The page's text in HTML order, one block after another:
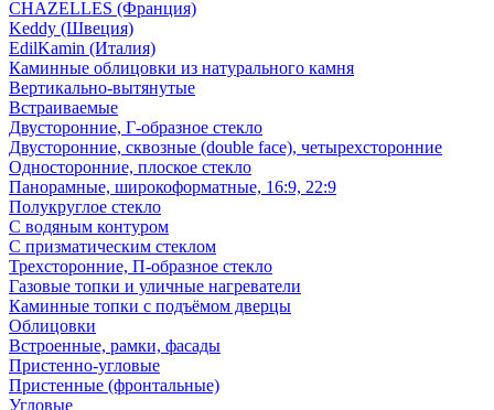
CHAZELLES (Франция)
Keddy (Швеция)
EdilKamin (Италия)
Каминные облицовки из натурального камня
Вертикально-вытянутые
Встраиваемые
Двусторонние, Г-образное стекло
Двусторонние, сквозные (double face), четырехсторонние
Односторонние, плоское стекло
Панорамные, широкоформатные, 16:9, 22:9
Полукруглое стекло
С водяным контуром
С призматическим стеклом
Трехсторонние, П-образное стекло
Газовые топки и уличные нагреватели
Каминные топки с подъёмом дверцы
Облицовки
Встроенные, рамки, фасады
Пристенно-угловые
Пристенные (фронтальные)
Угловые